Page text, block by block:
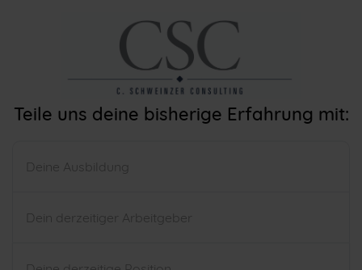
Teile uns deine bisherige Erfahrung mit: